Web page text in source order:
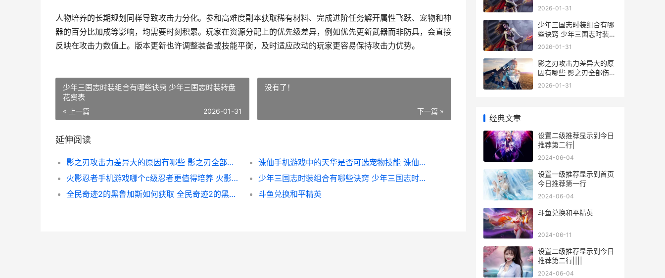
人物培养的长期规划同样导致攻击力分化。参和高难度副本获取稀有材料、完成进阶任务解开属性飞跃、宠物和神
器的百分比加成等影响，均需要时刻积累。玩家在资源分配上的优先级差异，例如优先更新武器而非防具，会直接
反映在攻击力数值上。版本更新也许调整装备或技能平衡，及时适应改动的玩家更容易保持攻击力优势。
少年三国志时装组合有哪些诀窍 少年三国志时装转盘
花费表
« 上一篇 2026-01-31
没有了！
下一篇 »
延伸阅读
影之刃攻击力差异大的原因有哪些 影之刃全部伤害有用么
诛仙手机游戏中的天华是否可选宠物技能 诛仙端游手机版
火影忍者手机游戏哪个c级忍者更值得培养 火影忍者手机游戏终极风暴
少年三国志时装组合有哪些诀窍 少年三国志时装转盘花费表
全民奇迹2的黑鲁加斯如何获取 全民奇迹2的黑金币在哪
斗鱼兑换和平精英
者手机游戏终极风暴
2026-01-31
少年三国志时装组合有哪
些诀窍 少年三国志时装转
盘花费表
2026-01-31
影之刃攻击力差异大的原
因有哪些 影之刃全部伤害
有用么
2026-01-31
经典文章
设置二级推荐显示到今日
推荐第二行|
2024-06-04
设置一级推荐显示到首页
今日推荐第一行
2024-06-04
斗鱼兑换和平精英
2024-06-11
设置二级推荐显示到今日
推荐第二行||||
2024-06-04